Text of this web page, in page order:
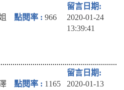
966
2020-01-24
13:39:41
1165
2020-01-13